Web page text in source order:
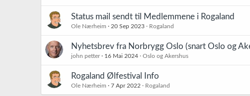
Status mail sendt til Medlemmene i Rogaland
Ole Nærheim 20 Sep 2023 Rogaland
Nyhetsbrev fra Norbrygg Oslo (snart Oslo og
john petter 16 Mai 2024 Oslo og Akershus
Rogaland Ølfestival Info
Ole Nærheim 7 Apr 2022 Rogaland